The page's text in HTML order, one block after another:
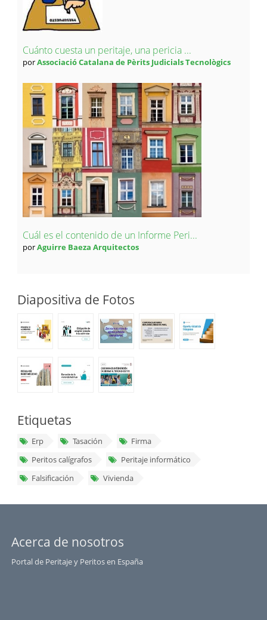
Cuánto cuesta un peritaje, una pericia ...
porAssociació Catalana de Pèrits Judicials Tecnològics
Cuál es el contenido de un Informe Peri...
porAguirre Baeza Arquitectos
Diapositiva de Fotos
Etiquetas
Erp Tasación
Firma
Peritos calígrafos
Peritaje informático
Falsificación
Vivienda
Acerca de nosotros
Portal de Peritaje y Peritos en España